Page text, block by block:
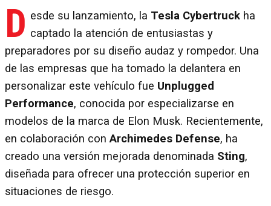
D esde su lanzamiento, la Tesla Cybertruck ha
captado la atención de entusiastas y
preparadores por su diseño audaz y rompedor. Una
de las empresas que ha tomado la delantera en
personalizar este vehículo fue Unplugged
Performance, conocida por especializarse en
modelos de la marca de Elon Musk. Recientemente,
en colaboración conArchimedes Defense, ha
creado una versión mejorada denominada Sting,
diseñada para ofrecer una protección superior en
situaciones de riesgo.